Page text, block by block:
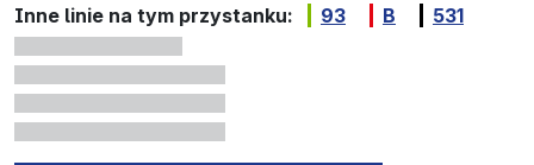
Inne linie na tym przystanku:
93 B 531